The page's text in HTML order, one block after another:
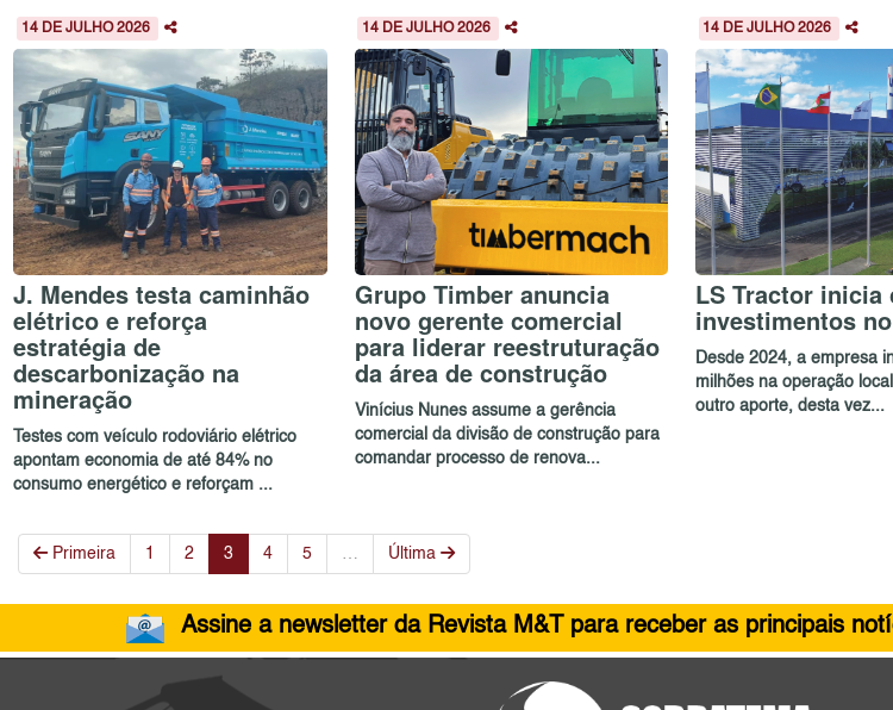
14 DE JULHO 2026
J. Mendes testa caminhão
elétrico e reforça
estratégia de
descarbonização na
mineração
Testes com veículo rodoviário elétrico
apontam economia de até 84% no
consumo energético e reforçam ...
14 DE JULHO 2026
Grupo Timber anuncia
novo gerente comercial
para liderar reestruturação
da área de construção
Vinícius Nunes assume a gerência
comercial da divisão de construção para
comandar processo de renova...
14 DE JULHO 2026
LS Tractor inicia
investimentos
Desde 2024, a empresa
milhões na operação
outro aporte, desta vez...
Primeira 1 2 3 4 5 … Última
Assine a newsletter da Revista M&T para receber as principais